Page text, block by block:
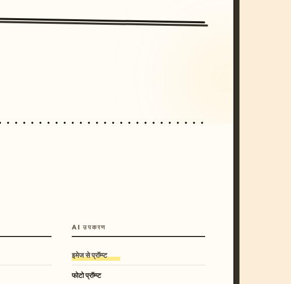
AI उपकरण
इमेज से प्रॉम्प्ट
फोटो प्रॉम्प्ट